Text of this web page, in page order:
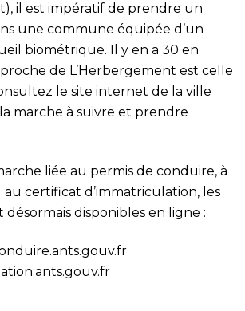
il est impératif de prendre un
une commune équipée d’un
biométrique. Il y en a 30 en
de L’Herbergement est celle
le site internet de la ville
marche à suivre et prendre
liée au permis de conduire, à
au certificat d’immatriculation, les
disponibles en ligne :